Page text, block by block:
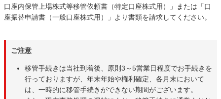
口座内保管上場株式等移管依頼書（特定口座株式用）」または「口
座振替申請書（一般口座株式用）」より書類を請求してください。
ご注意
移管手続きは当社到着後、原則3～5営業日程度でお手続きを
行っておりますが、年末年始や権利確定、各月末において
は、一時的に移管手続きができない期間がございます。